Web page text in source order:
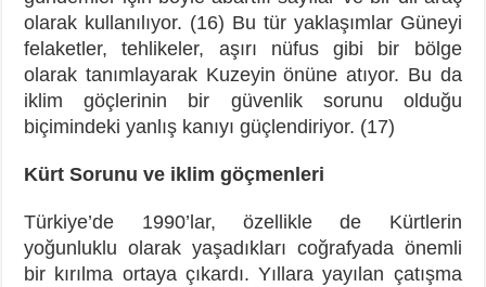
olarak kullanılıyor. (16) Bu tür yaklaşımlar Güneyi
felaketler, tehlikeler, aşırı nüfus gibi bir bölge
olarak tanımlayarak Kuzeyin önüne atıyor. Bu da
iklim göçlerinin bir güvenlik sorunu olduğu
biçimindeki yanlış kanıyı güçlendiriyor. (17)
Kürt Sorunu ve iklim göçmenleri
Türkiye’de 1990’lar, özellikle de Kürtlerin
yoğunluklu olarak yaşadıkları coğrafyada önemli
bir kırılma ortaya çıkardı. Yıllara yayılan çatışma